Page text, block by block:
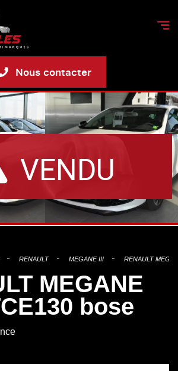
Nous contacter
VENDU
RENAULT MEGANE III RENAULT
MEGANE
bose